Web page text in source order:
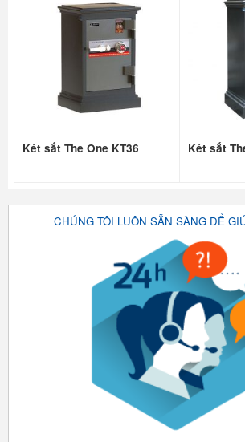
Két sắt The One KT36 Két sắt
CHÚNG TÔI LUÔN SẴN SÀNG ĐỂ